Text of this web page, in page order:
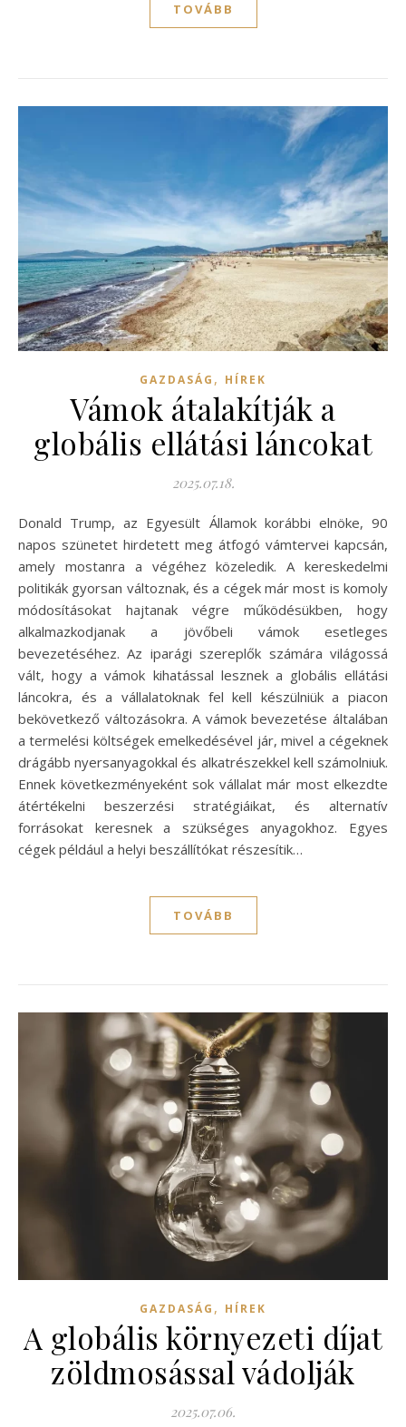
TOVÁBB
GAZDASÁG , HÍREK
Vámok átalakítják a
globális ellátási láncokat
2025.07.18.
Donald Trump, az Egyesült Államok korábbi elnöke, 90
napos szünetet hirdetett meg átfogó vámtervei kapcsán,
amely mostanra a végéhez közeledik. A kereskedelmi
politikák gyorsan változnak, és a cégek már most is komoly
módosításokat hajtanak végre működésükben, hogy
alkalmazkodjanak a jövőbeli vámok esetleges
bevezetéséhez. Az iparági szereplők számára világossá
vált, hogy a vámok kihatással lesznek a globális ellátási
láncokra, és a vállalatoknak fel kell készülniük a piacon
bekövetkező változásokra. A vámok bevezetése általában
a termelési költségek emelkedésével jár, mivel a cégeknek
drágább nyersanyagokkal és alkatrészekkel kell számolniuk.
Ennek következményeként sok vállalat már most elkezdte
átértékelni beszerzési stratégiáikat, és alternatív
forrásokat keresnek a szükséges anyagokhoz. Egyes
cégek például a helyi beszállítókat részesítik…
TOVÁBB
GAZDASÁG , HÍREK
A globális környezeti díjat
zöldmosással vádolják
2025.07.06.